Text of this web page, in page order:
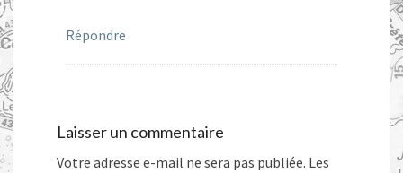
Répondre
Laisser un commentaire
Votre adresse e-mail ne sera pas publiée. Les